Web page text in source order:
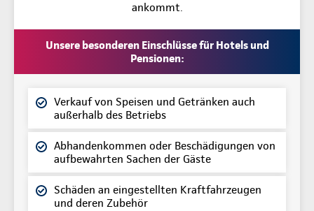
ankommt.
Unsere besonderen Einschlüsse für Hotels und
Pensionen:
Verkauf von Speisen und Getränken auch
außerhalb des Betriebs
Abhandenkommen oder Beschädigungen von
aufbewahrten Sachen der Gäste
Schäden an eingestellten Kraftfahrzeugen
und deren Zubehör